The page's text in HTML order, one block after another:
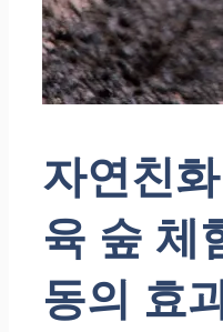
자연친
육 숲 체
동의 효